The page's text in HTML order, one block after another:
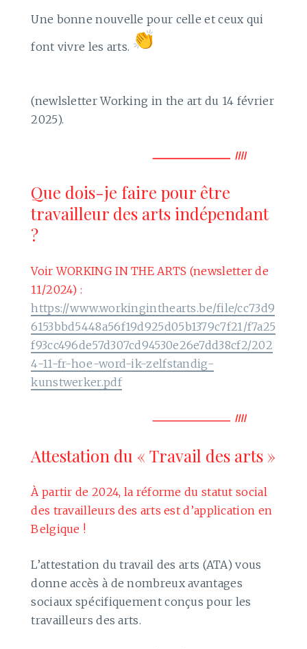
Une bonne nouvelle pour celle et ceux qui
font vivre les arts.
(newlsletter Working in the art du 14 février
2025).
Que dois-je faire pour être
travailleur des arts indépendant
?
Voir WORKING IN THE ARTS (newsletter de
11/2024) :
https://www.workinginthearts.be/file/cc73d9
6153bbd5448a56f19d925d05b1379c7f21/f7a25
f93cc496de57d307cd94530e26e7dd38cf2/202
4-11-fr-hoe-word-ik-zelfstandig-
kunstwerker.pdf
Attestation du « Travail des arts »
À partir de 2024, la réforme du statut social
des travailleurs des arts est d’application en
Belgique !
L’attestation du travail des arts (ATA) vous
donne accès à de nombreux avantages
sociaux spécifiquement conçus pour les
travailleurs des arts.